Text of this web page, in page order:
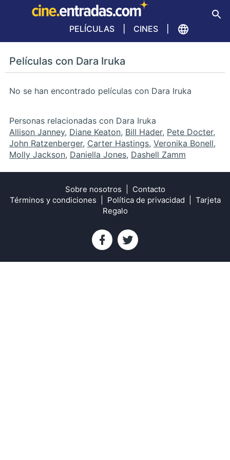
PELÍCULAS CINES
Películas con Dara Iruka
No se han encontrado películas con Dara Iruka
Personas relacionadas con Dara Iruka
Allison Janney, Diane Keaton, Bill Hader, Pete Docter,
John Ratzenberger, Carter Hastings, Veronika Bonell,
Molly Jackson, Daniella Jones, Dashell Zamm
Sobre nosotros
Contacto
Términos y condiciones
Política de privacidad
Tarjeta
Regalo